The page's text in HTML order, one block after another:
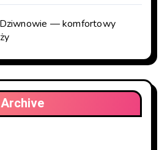
— komfortowy
Archive